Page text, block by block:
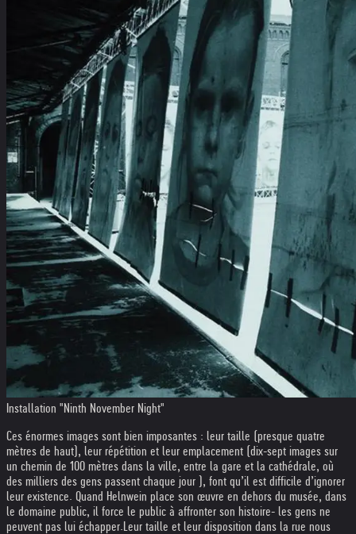
Installation "Ninth November Night"
Ces énormes images sont bien imposantes : leur taille (presque quatre
mètres de haut), leur répétition et leur emplacement (dix-sept images sur
un chemin de 100 mètres dans la ville, entre la gare et la cathédrale, où
des milliers des gens passent chaque jour ), font qu’il est difficile d’ignorer
leur existence. Quand Helnwein place son œuvre en dehors du musée, dans
le domaine public, il force le public à affronter son histoire- les gens ne
peuvent pas lui échapper. Leur taille et leur disposition dans la rue nous